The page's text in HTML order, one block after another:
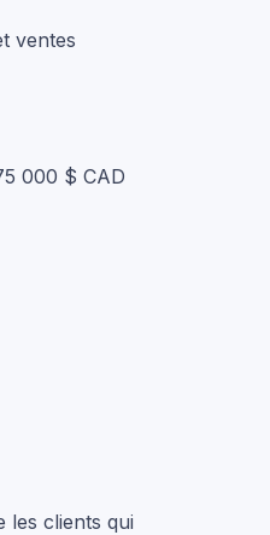
ventes
000 $ CAD
les clients qui